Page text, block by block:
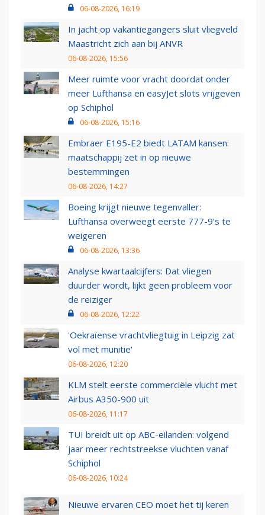
06-08-2026, 16:19
In jacht op vakantiegangers sluit vliegveld
Maastricht zich aan bij ANVR
06-08-2026, 15:56
Meer ruimte voor vracht doordat onder
meer Lufthansa en easyJet slots vrijgeven
op Schiphol
06-08-2026, 15:16
Embraer E195-E2 biedt LATAM kansen:
maatschappij zet in op nieuwe
bestemmingen
06-08-2026, 14:27
Boeing krijgt nieuwe tegenvaller:
Lufthansa overweegt eerste 777-9’s te
weigeren
06-08-2026, 13:36
Analyse kwartaalcijfers: Dat vliegen
duurder wordt, lijkt geen probleem voor
de reiziger
06-08-2026, 12:22
'Oekraïense vrachtvliegtuig in Leipzig zat
vol met munitie'
06-08-2026, 12:20
KLM stelt eerste commerciële vlucht met
Airbus A350-900 uit
06-08-2026, 11:17
TUI breidt uit op ABC-eilanden: volgend
jaar meer rechtstreekse vluchten vanaf
Schiphol
06-08-2026, 10:24
Nieuwe ervaren CEO moet het tij keren